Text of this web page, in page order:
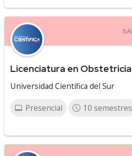
Licenciatura en Obstetricia
Universidad Científica del Sur
Presencial 10 semestres